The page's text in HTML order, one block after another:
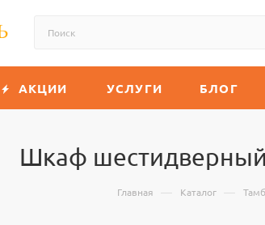
АКЦИИ УСЛУГИ БЛОГ
Шкаф
Главная — Каталог —